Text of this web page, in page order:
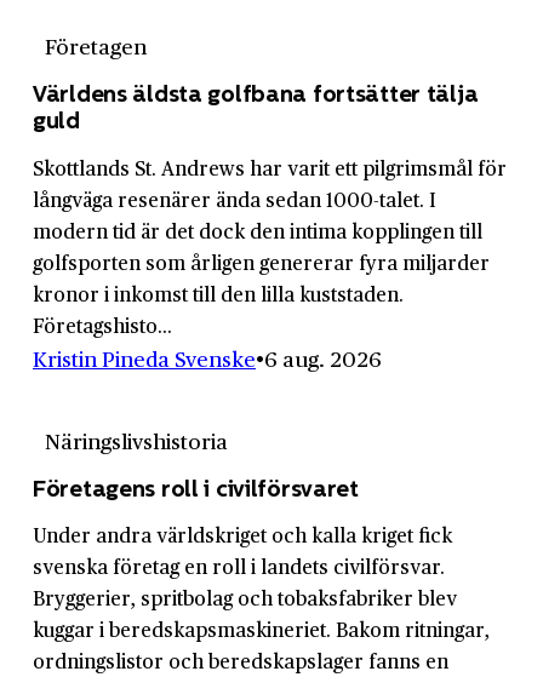
Företagen
Världens äldsta golfbana fortsätter tälja
guld
Skottlands St. Andrews har varit ett pilgrimsmål för
långväga resenärer ända sedan 1000-talet. I
modern tid är det dock den intima kopplingen till
golfsporten som årligen genererar fyra miljarder
kronor i inkomst till den lilla kuststaden.
Företagshisto...
Kristin Pineda Svenske 6 aug. 2026
Näringslivshistoria
Företagens roll i civilförsvaret
Under andra världskriget och kalla kriget fick
svenska företag en roll i landets civilförsvar.
Bryggerier, spritbolag och tobaksfabriker blev
kuggar i beredskapsmaskineriet. Bakom ritningar,
ordningslistor och beredskapslager fanns en